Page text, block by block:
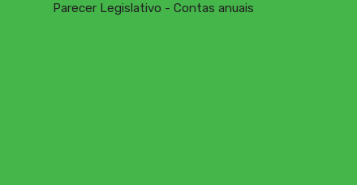
Parecer Legislativo - Contas anuais